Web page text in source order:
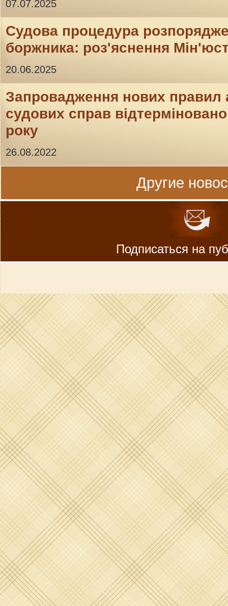
07.07.2025
Судова процедура
боржника: роз'яснення
20.06.2025
Запровадження нових правил
судових справ
року
26.08.2022
Другие
Подписаться на